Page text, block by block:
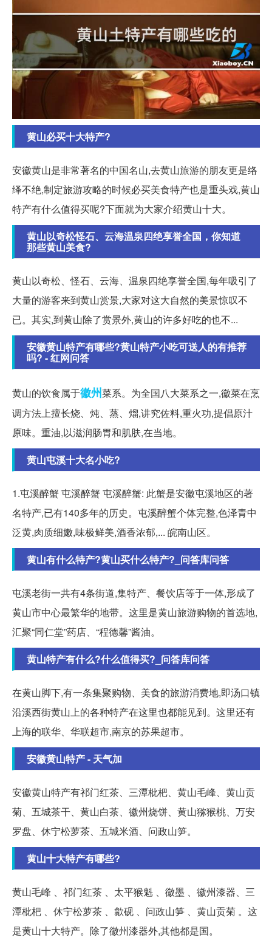
黄山必买十大特产?
安徽黄山是非常著名的中国名山,去黄山旅游的朋友更是络
绎不绝,制定旅游攻略的时候必买美食特产也是重头戏,黄山
特产有什么值得买呢?下面就为大家介绍黄山十大。
黄山以奇松怪石、云海温泉四绝享誉全国，你知道
那些黄山美食?
黄山以奇松、怪石、云海、温泉四绝享誉全国,每年吸引了
大量的游客来到黄山赏景,大家对这大自然的美景惊叹不
已。其实,到黄山除了赏景外,黄山的许多好吃的也不...
安徽黄山特产有哪些?黄山特产小吃可送人的有推荐
吗? - 红网问答
黄山的饮食属于徽州菜系。为全国八大菜系之一,徽菜在烹
调方法上擅长烧、炖、蒸、熘,讲究佐料,重火功,提倡原汁
原味。重油,以滋润肠胃和肌肤,在当地。
黄山屯溪十大名小吃?
1.屯溪醉蟹 屯溪醉蟹 屯溪醉蟹: 此蟹是安徽屯溪地区的著
名特产,已有140多年的历史。屯溪醉蟹个体完整,色泽青中
泛黄,肉质细嫩,味极鲜美,酒香浓郁,... 皖南山区。
黄山有什么特产?黄山买什么特产?_问答库问答
屯溪老街一共有4条街道,集特产、餐饮店等于一体,形成了
黄山市中心最繁华的地带。这里是黄山旅游购物的首选地,
汇聚“同仁堂”药店、“程德馨”酱油。
黄山特产有什么?什么值得买?_问答库问答
在黄山脚下,有一条集聚购物、美食的旅游消费地,即汤口镇
沿溪西街黄山上的各种特产在这里也都能见到。这里还有
上海的联华、华联超市,南京的苏果超市。
安徽黄山特产 - 天气加
安徽黄山特产有祁门红茶、三潭枇杷、黄山毛峰、黄山贡
菊、五城茶干、黄山白茶、徽州烧饼、黄山猕猴桃、万安
罗盘、休宁松萝茶、五城米酒、问政山笋。
黄山十大特产有哪些?
黄山毛峰 、祁门红茶 、太平猴魁 、徽墨 、徽州漆器、三
潭枇杷 、休宁松萝茶 、歙砚 、问政山笋 、黄山贡菊 。这
是黄山十大特产。除了徽州漆器外,其他都是国。